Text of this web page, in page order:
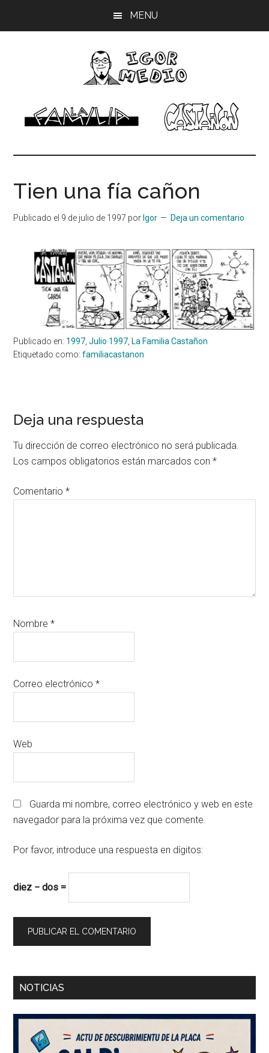
MENU
Igor
Medio
dibujante
Tien una fía cañon
Publicado el 9 de julio de 1997 por Igor Deja un comentario
Publicado en: 1997 ,Julio 1997 La Familia Castañon
Etiquetado como:familiacastanon
Interacciones
con
los
lectores
Deja una respuesta
Tu dirección de correo electrónico no será publicada.
Los campos obligatorios están marcados con*
Comentario*
Nombre*
Correo electrónico*
Web
Guarda mi nombre, correo electrónico y web en este
navegador para la próxima vez que comente.
Por favor, introduce una respuesta en dígitos:
diez − dos =
Barra
principal
NOTICIAS